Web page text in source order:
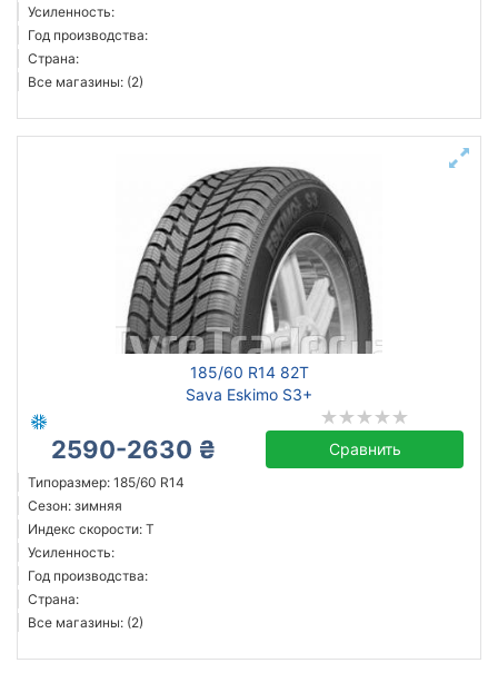
Усиленность:
Год производства:
Страна:
Все магазины: (2)
185/60 R14 82T
Sava Eskimo S3+
2590-2630 ₴ Сравнить
Типоразмер: 185/60 R14
Сезон: зимняя
Индекс скорости: T
Усиленность:
Год производства:
Страна:
Все магазины: (2)